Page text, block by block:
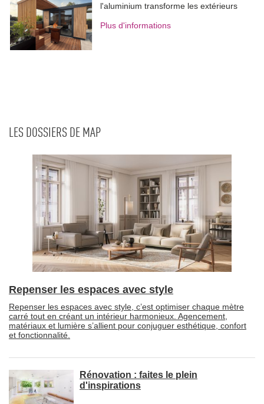
l'aluminium transforme les extérieurs
Plus d'informations
LES DOSSIERS DE MAP
Repenser les espaces avec style
Repenser les espaces avec style, c’est optimiser chaque mètre
carré tout en créant un intérieur harmonieux. Agencement,
matériaux et lumière s’allient pour conjuguer esthétique, confort
et fonctionnalité.
Rénovation : faites le plein
d'inspirations